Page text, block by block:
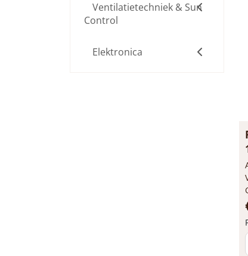
Ventilatietechniek & Sun
Control
Elektronica